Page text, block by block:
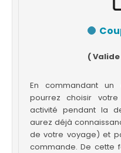
(
En commandant un
pourrez choisir
activité pendant la
aurez déjà
de votre voyage) et
commande. De cette façon, vous bénéficiez d’une